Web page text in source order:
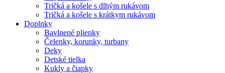
Tričká a košele s dlhým rukávom
Tričká a košele s krátkym rukávom
Doplnky
Bavlnené plienky
Čelenky, korunky, turbany
Deky
Detské tielka
Kukly a čiapky